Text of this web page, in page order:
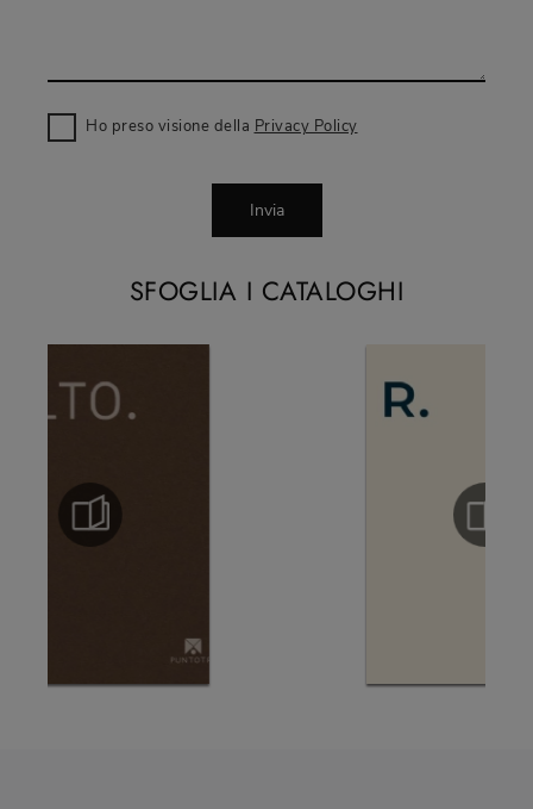
SFOGLIA I CATALOGHI
Ho preso visione della Privacy Policy
Invia